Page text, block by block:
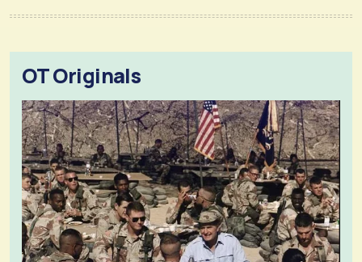
OT Originals